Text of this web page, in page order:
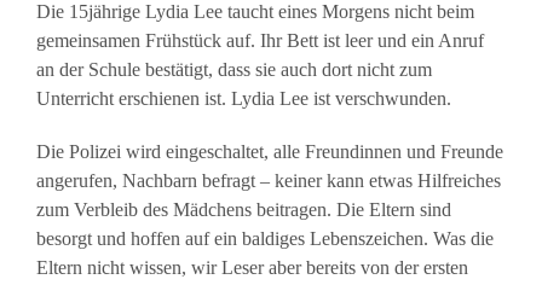
Die 15jährige Lydia Lee taucht eines Morgens nicht beim
gemeinsamen Frühstück auf. Ihr Bett ist leer und ein Anruf
an der Schule bestätigt, dass sie auch dort nicht zum
Unterricht erschienen ist. Lydia Lee ist verschwunden.
Die Polizei wird eingeschaltet, alle Freundinnen und Freunde
angerufen, Nachbarn befragt – keiner kann etwas Hilfreiches
zum Verbleib des Mädchens beitragen. Die Eltern sind
besorgt und hoffen auf ein baldiges Lebenszeichen. Was die
Eltern nicht wissen, wir Leser aber bereits von der ersten